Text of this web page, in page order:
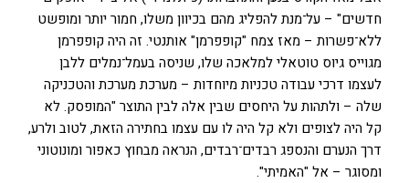
חדשים" – על־מנת להפליג מהם בכיוון משלו, חמור יותר ומופשט
ללא־פשרות – מאז צמח "קופפרמן" אותנטי. זה היה קופפרמן
מגוייס גיוס טוטאלי למלאכה שלו, שניסה בעמל־נמלים ללבן
לעצמו דרכי עבודה טכניות מיוחדות – מערכת מערכת והטכניקה
שלה – ולתהות על היחסים שבין אלה לבין התוצר "המופסק. לא
קל היה לצופים ולא קל היה לו עם עצמו בחתירה הזאת, לטוב ולרע,
דרך הנערם והנספג רבדים־רבדים, הנראה מבחוץ כאפור ומונוטוני
ומסוגר – אל "האמיתי".